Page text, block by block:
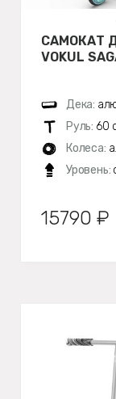
САМОКАТ
VOKUL
Дека:
Руль: 60
Колеса:
Уровень:
15790 ₽